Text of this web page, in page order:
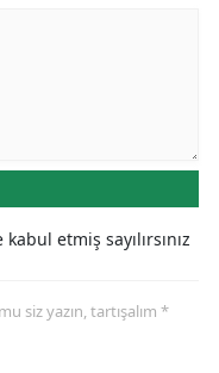
etmiş sayılırsınız
siz yazın, tartışalım *